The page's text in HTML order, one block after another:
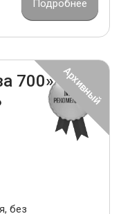
Подробнее
700»
без